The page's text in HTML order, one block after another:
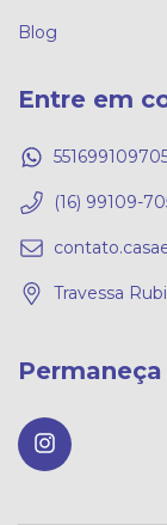
Blog
Entre em
(16) 99109-
Travessa